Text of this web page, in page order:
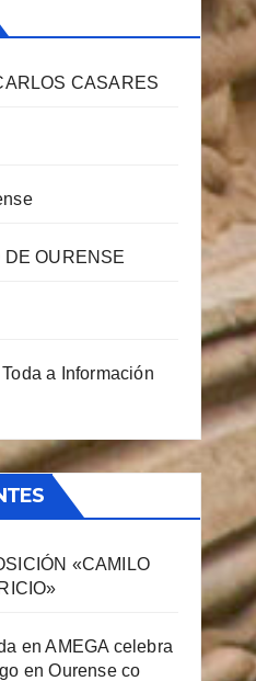
CASARES
OURENSE
a Información
«CAMILO
enAMEGA celebra
en Ourense co